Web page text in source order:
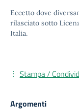
Eccetto dove
rilasciato sotto
Italia.
Stampa /
Argomenti